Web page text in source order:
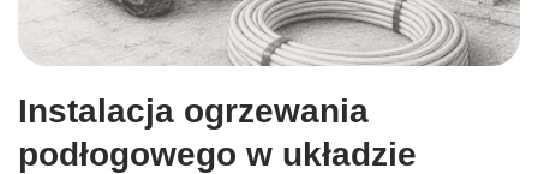
Instalacja ogrzewania
podłogowego w układzie